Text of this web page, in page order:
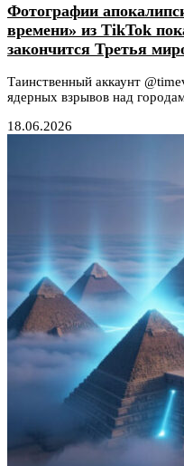
Фотографии
времени» из TikTok
закончится Третья
Таинственный аккаунт
ядерных взрывов над
18.06.2026